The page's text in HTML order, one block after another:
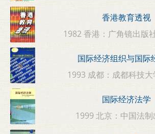
香港教育透视
1982 香港：广角镜出版
国际经济组织与国际
1993 成都：成都科技
国际经济法学
1999 北京：中国法